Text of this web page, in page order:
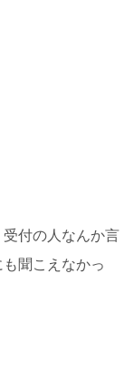
付の人なんか言
聞こえなかっ